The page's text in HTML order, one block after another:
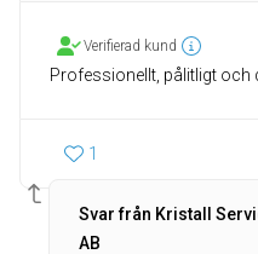
Verifierad kund
Professionellt, pålitligt och
1
Svar från Kristall
AB